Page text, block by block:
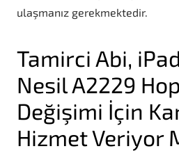
ulaşmanız gerekmektedir.
Tamirci Abi,
Nesil A2229
Değişimi İçin
Hizmet Veriyor